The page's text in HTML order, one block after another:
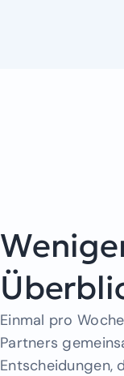
Einmal pro
Partners
Entscheidungen,